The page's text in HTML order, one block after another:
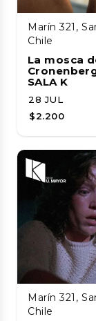
Marín 321,
Chile
La mosca
SALA K
28 JUL
$2.200
Marín 321,
Chile